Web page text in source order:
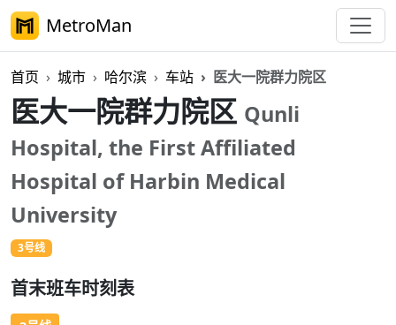
MetroMan
首页 城市 哈尔滨 车站 医大一院群力院区
医大一院群力院区 Qunli
Hospital, the First Affiliated
Hospital of Harbin Medical
University
3号线
首末班车时刻表